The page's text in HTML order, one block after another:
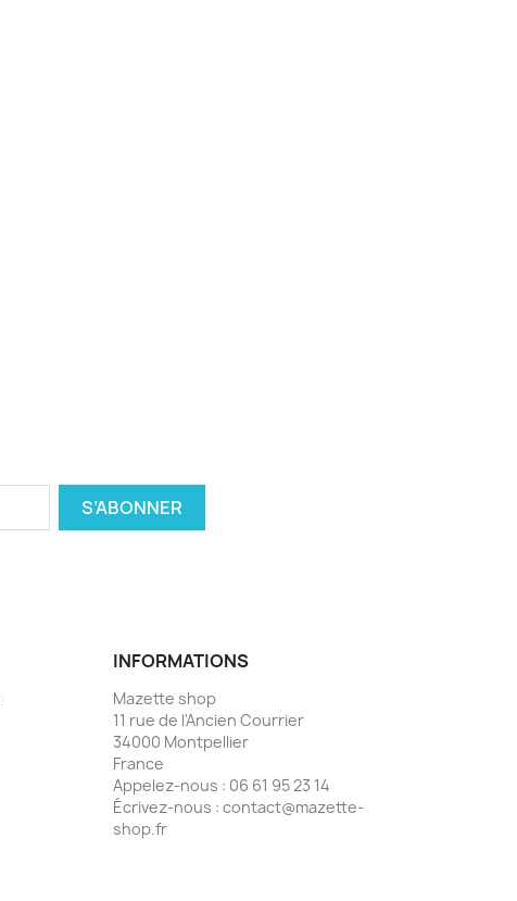
INFORMATIONS
Mazette shop
11 rue de l'Ancien Courrier
34000 Montpellier
France
Appelez-nous : 06 61 95 23 14
Écrivez-nous : contact@mazette-
shop.fr